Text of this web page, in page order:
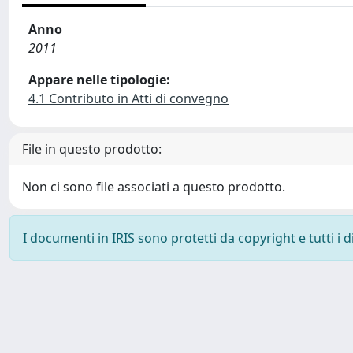
Anno
2011
Appare nelle tipologie:
4.1 Contributo in Atti di convegno
File in questo prodotto:
Non ci sono file associati a questo prodotto.
I documenti in IRIS sono protetti da copyright e tutti i